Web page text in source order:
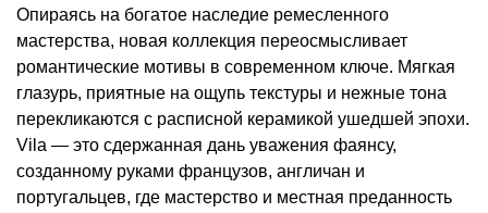
Опираясь на богатое наследие ремесленного
мастерства, новая коллекция переосмысливает
романтические мотивы в современном ключе. Мягкая
глазурь, приятные на ощупь текстуры и нежные тона
перекликаются с расписной керамикой ушедшей эпохи.
Vila — это сдержанная дань уважения фаянсу,
созданному руками французов, англичан и
португальцев, где мастерство и местная преданность